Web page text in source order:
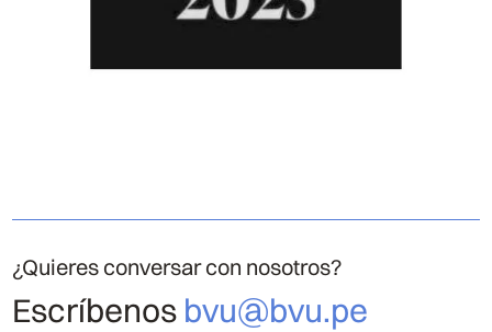
¿Quieres conversar con nosotros?
Escríbenos bvu@bvu.pe